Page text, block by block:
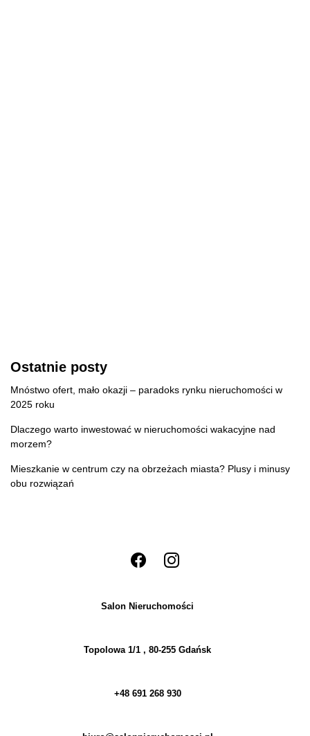
Ostatnie posty
Mnóstwo ofert, mało okazji – paradoks rynku nieruchomości w
2025 roku
Dlaczego warto inwestować w nieruchomości wakacyjne nad
morzem?
Mieszkanie w centrum czy na obrzeżach miasta? Plusy i minusy
obu rozwiązań
Salon Nieruchomości
Topolowa 1/1 , 80-255 Gdańsk
+48 691 268 930